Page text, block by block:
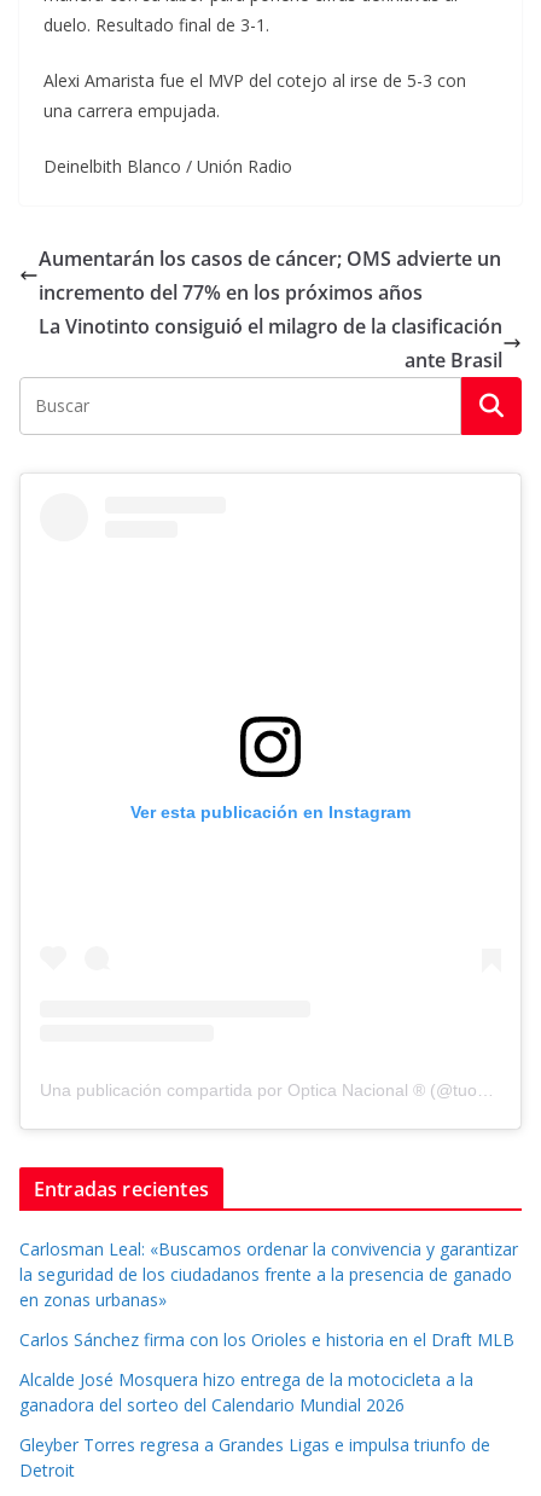
duelo. Resultado final de 3-1.
Alexi Amarista fue el MVP del cotejo al irse de 5-3 con
una carrera empujada.
Deinelbith Blanco / Unión Radio
Aumentarán los casos de cáncer; OMS advierte un
incremento del 77% en los próximos años
La Vinotinto consiguió el milagro de la clasificación
ante Brasil
Ver esta publicación en Instagram
Una publicación compartida por Optica Nacional ® (@tuopticanacional)
Entradas recientes
Carlosman Leal: «Buscamos ordenar la convivencia y garantizar
la seguridad de los ciudadanos frente a la presencia de ganado
en zonas urbanas»
Carlos Sánchez firma con los Orioles e historia en el Draft MLB
Alcalde José Mosquera hizo entrega de la motocicleta a la
ganadora del sorteo del Calendario Mundial 2026
Gleyber Torres regresa a Grandes Ligas e impulsa triunfo de
Detroit